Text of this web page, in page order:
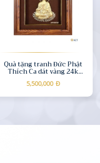
Quà tặng tranh Đức Phật
Thích Ca dát vàng 24k
ACT GOLD ISO 9001:2015
5,500,000 Đ